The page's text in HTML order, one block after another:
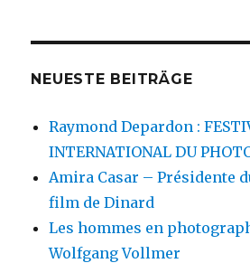
NEUESTE BEITRÄGE
Raymond Depardon :
INTERNATIONAL DU
Amira Casar – Présidente
film de Dinard
Les hommes en
Wolfgang Vollmer